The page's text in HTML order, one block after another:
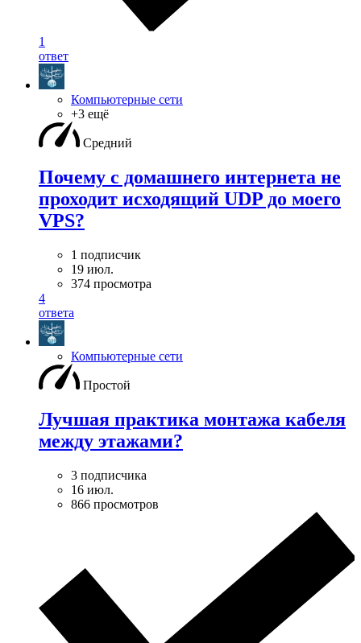
1
ответ
Компьютерные сети
+3 ещё
Средний
Почему с домашнего интернета не
проходит исходящий UDP до моего
VPS?
1 подписчик
19 июл.
374 просмотра
4
ответа
Компьютерные сети
Простой
Лучшая практика монтажа кабеля
между этажами?
3 подписчика
16 июл.
866 просмотров